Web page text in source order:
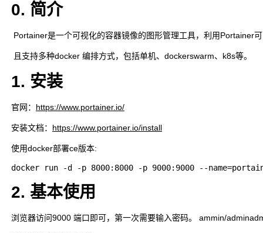
0. 简介
Portainer是一个可视化的容器镜像的图形管理工具，利用Portainer
​ 且支持多种docker 编排方式，包括单机、dockerswarm、k8s等。
1. 安装
官网： https://www.portainer.io/
安装文档： https://www.portainer.io/install
使用docker部署ce版本:
2. 基本使用
浏览器访问9000 端口即可，第一次需要输入密码。 ammin/